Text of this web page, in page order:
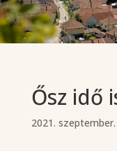
Ősz idő
2021. szeptember.